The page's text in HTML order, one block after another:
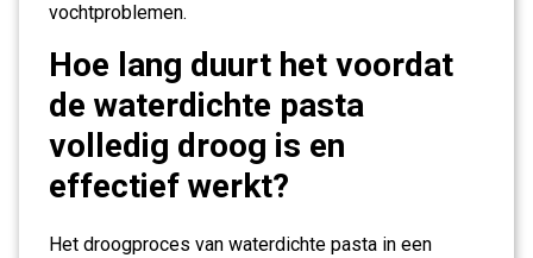
vochtproblemen.
Hoe lang duurt het voordat
de waterdichte pasta
volledig droog is en
effectief werkt?
Het droogproces van waterdichte pasta in een